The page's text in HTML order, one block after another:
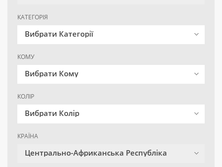
КАТЕГОРІЯ
Вибрати Категорії
КОМУ
Вибрати Кому
КОЛІР
Вибрати Колір
КРАЇНА
Центрально-Африканська Республіка